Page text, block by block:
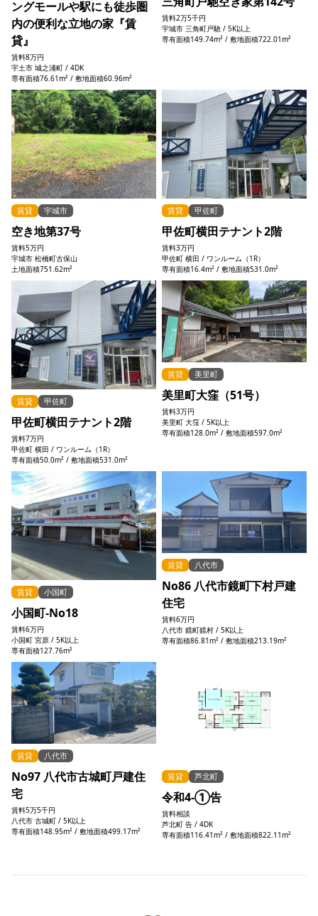
ングモールや駅にも徒歩圏
内の便利な立地の家『賃
貸』
賃料8万円
宇土市 城之浦町 / 4DK
専有面積76.61m² / 敷地面積60.96m²
賃料2万5千円
宇城市 三角町戸馳 / 5K以上
専有面積149.74m² / 敷地面積722.01m²
賃貸 宇城市
空き地第37号
賃料5万円
宇城市 松橋町古保山
土地面積751.62m²
賃貸 甲佐町
甲佐町横田テナント2階
賃料3万円
甲佐町 横田 / ワンルーム（1R）
専有面積16.4m² / 敷地面積531.0m²
賃貸 甲佐町
甲佐町横田テナント2階
賃料7万円
甲佐町 横田 / ワンルーム（1R）
専有面積50.0m² / 敷地面積531.0m²
賃貸 美里町
美里町大窪（51号）
賃料3万円
美里町 大窪 / 5K以上
専有面積128.0m² / 敷地面積597.0m²
賃貸 小国町
小国町-No18
賃料6万円
小国町 宮原 / 5K以上
専有面積127.76m²
賃貸 八代市
No86 八代市鏡町下村戸建
住宅
賃料6万円
八代市 鏡町鏡村 / 5K以上
専有面積86.81m² / 敷地面積213.19m²
賃貸 八代市
No97 八代市古城町戸建住
宅
賃料5万5千円
八代市 古城町 / 5K以上
専有面積148.95m² / 敷地面積499.17m²
賃貸 芦北町
令和4-①告
賃料相談
芦北町 告 / 4DK
専有面積116.41m² / 敷地面積822.11m²